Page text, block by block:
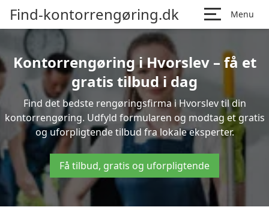
Find-kontorrengøring.dk Menu
Kontorrengøring i Hvorslev – få et
gratis tilbud i dag
Find det bedste rengøringsfirma i Hvorslev til din
kontorrengøring. Udfyld formularen og modtag et gratis
og uforpligtende tilbud fra lokale eksperter.
Få tilbud, gratis og uforpligtende